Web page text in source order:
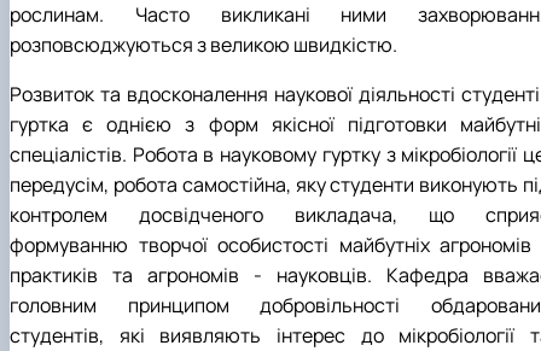
рослинам. Часто викликані ними
розповсюджуються з великою швидкістю.
Розвиток та вдосконалення наукової діяльності
гуртка є однією з форм якісної підготовки
спеціалістів. Робота в науковому гуртку з мікробіології
передусім, робота самостійна, яку студенти виконують
контролем досвідченого викладача, що
формуванню творчої особистості майбутніх
практиків та агрономів - науковців. Кафедра
головним принципом добровільності
студентів, які виявляють інтерес до мікробіології